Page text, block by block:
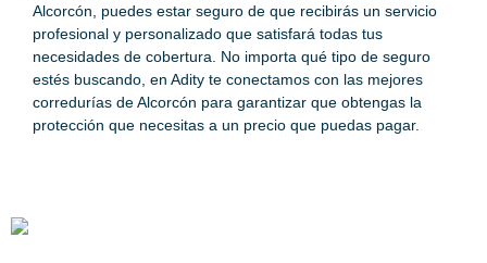
Alcorcón, puedes estar seguro de que recibirás un servicio
profesional y personalizado que satisfará todas tus
necesidades de cobertura. No importa qué tipo de seguro
estés buscando, en Adity te conectamos con las mejores
corredurías de Alcorcón para garantizar que obtengas la
protección que necesitas a un precio que puedas pagar.